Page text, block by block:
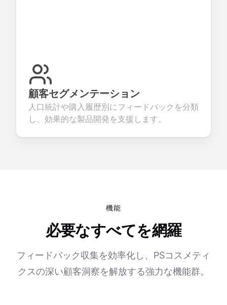
顧客セグメンテーション
人口統計や購入履歴別にフィードバックを分類
し、効果的な製品開発を支援します。
機能
必要なすべてを網羅
フィードバック収集を効率化し、PSコスメティ
クスの深い顧客洞察を解放する強力な機能群。